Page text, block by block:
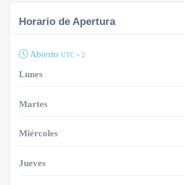
Horario de Apertura
Abierto UTC + 2
Lunes
Martes
Miércoles
Jueves